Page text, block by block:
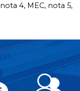
nota 4, MEC, nota 5,